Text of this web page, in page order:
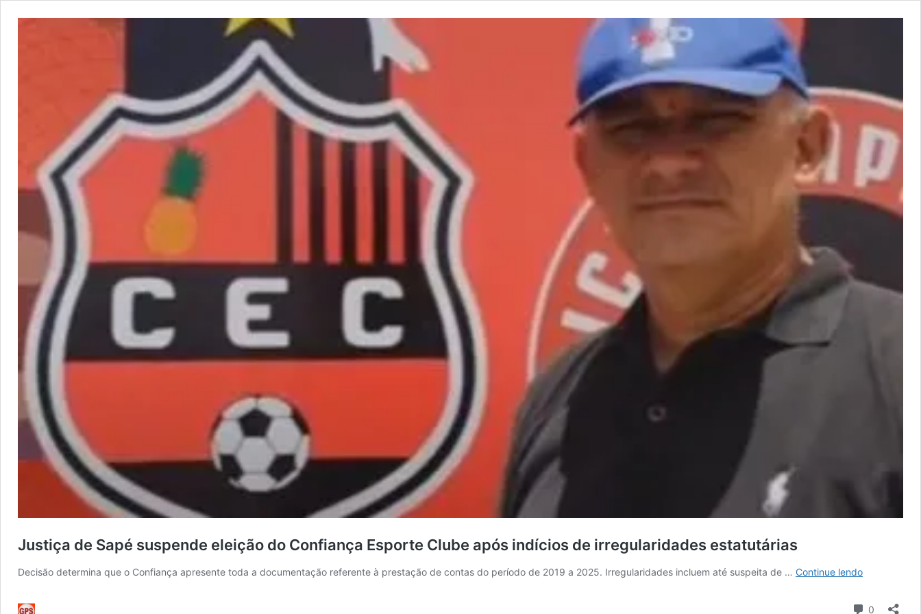
Justiça de Sapé suspende eleição do Confiança Esporte Clube após indícios de irregularidades estatutárias
Decisão determina que o Confiança apresente toda a documentação referente à prestação de contas do período de 2019 a 2025. Irregularidades incluem até suspeita de … Continue lendoJustiça
0